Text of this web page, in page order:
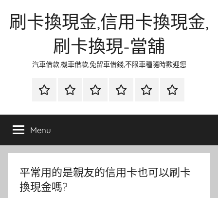
刷卡換現金,信用卡換現金,
刷卡換現-當舖
汽車借款,機車借款,免留車借錢,不限車種隨時歡迎您
首
當
金
網
資
流
時
環
清
聯
徵
Menu
平常用的是親友的信用卡也可以刷卡
換現金嗎?